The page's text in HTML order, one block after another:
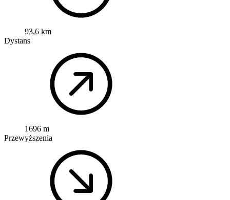
93,6 km
Dystans
1696 m
Przewyższenia